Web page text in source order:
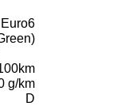
Euro6
g/km
D